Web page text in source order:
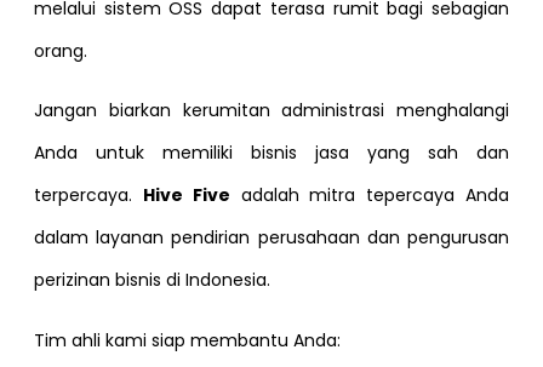
melalui sistem OSS dapat terasa rumit bagi sebagian
orang.
Jangan biarkan kerumitan administrasi menghalangi
Anda untuk memiliki bisnis jasa yang sah dan
terpercaya. Hive Five adalah mitra tepercaya Anda
dalam layanan pendirian perusahaan dan pengurusan
perizinan bisnis di Indonesia.
Tim ahli kami siap membantu Anda: